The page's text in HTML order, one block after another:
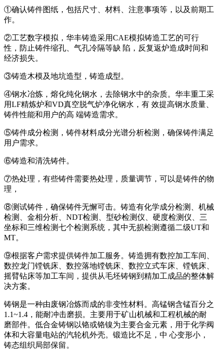
①确认铸件图纸，包括尺寸、材料、注意事项等，以及前期工
作。
②工艺数字模拟，华丰铸造采用CAE模拟铸造工艺的可行
性，防止铸件缩孔、气孔冷隔等缺 陷，反复返炉造成时间和
经济损失。
③铸造木模及地坑造型，铸造成型。
④钢水冶炼，熔化纯化钢水，去除钢水中的杂质。华丰重工采
用LF精炼炉和VD真空脱气炉净化钢水，有 效提高钢水质量、
铸件性能和用户的高 端铸造需求。
⑤铸件成分检测，铸件材料成分光谱分析检测，确保铸件满足
用户需求。
⑥铸造和清洗铸件。
⑦热处理，有些铸件需要热处理，质量调节，可以是铸件的物
理，
⑧测试铸件，确保铸件无懈可击。铸造有化学成分检测、机械
检测、金相分析、NDT检测、型砂检测仪、硬度检测仪、三
坐标和三维检测七个检测系统，其中无损检测遵循二级UT和
MT。
⑨根据客户需求提供铸件加工服务。铸造拥有数控加工车间、
数控龙门镗铣床、数控落地镗铣床、数控立式车床、镗铣床、
摇臂钻床等加工车间，提供从毛坯铸钢到精加工成品的整体解
决方案。
铸钢是一种由废钢冶炼而成的非变性材料。高锰钢含锰百分之
1.1~1.4，能耐冲击磨损。主要用于矿山机械和工程机械的耐
磨部件。低合金铸钢以铬或铬镍为主要合金元素，用于化学阀
体和大容量电站的汽轮机外壳。锻造比不足，中 心变形小，
铸态组织局部保留。